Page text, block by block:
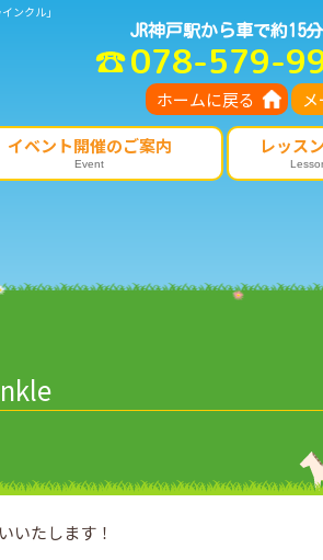
ンクル」
JR神戸駅から車で約15分
078-579-
ホームに戻る
イベント開催のご案内
Event
レッス
いたします！